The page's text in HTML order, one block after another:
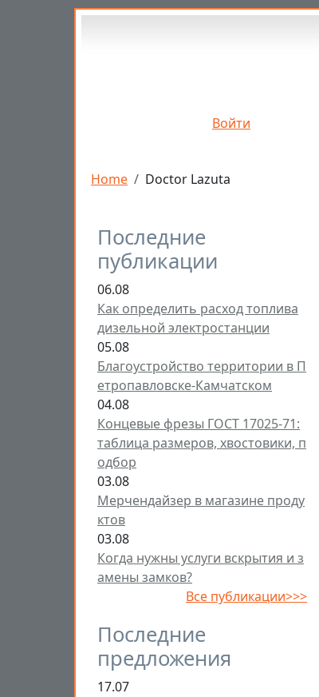
Перейти к основному содержанию
Войти
Строка навигации
Home Doctor Lazuta
Последние
публикации
06.08
Как определить расход топлива
дизельной электростанции
05.08
Благоустройство территории в П
етропавловске-Камчатском
04.08
Концевые фрезы ГОСТ 17025-71:
таблица размеров, хвостовики, п
одбор
03.08
Мерчендайзер в магазине проду
ктов
03.08
Когда нужны услуги вскрытия и з
амены замков?
Все публикации>>>
Последние
предложения
17.07